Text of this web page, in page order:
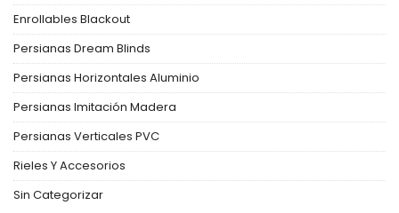
Enrollables Blackout
Persianas Dream Blinds
Persianas Horizontales Aluminio
Persianas Imitación Madera
Persianas Verticales PVC
Rieles Y Accesorios
Sin Categorizar